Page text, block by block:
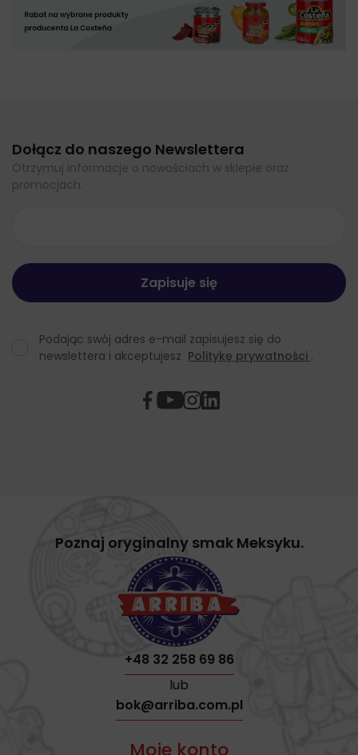
Dołącz do naszego Newslettera
Otrzymuj informacje o nowościach w sklepie oraz
promocjach.
Podając swój adres e-mail zapisujesz się do
newslettera i akceptujesz Politykę prywatności .
Poznaj oryginalny smak Meksyku.
+48 32 258 69 86
lub
bok@arriba.com.pl
Moje konto